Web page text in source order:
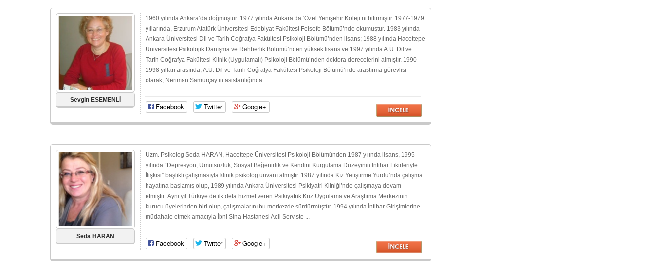
Sevgin ESEMENLİ
1960 yılında Ankara’da doğmuştur. 1977 yılında Ankara’da ‘Özel Yenişehir Koleji’ni bitirmiştir. 1977-1979
yıllarında, Erzurum Atatürk Üniversitesi Edebiyat Fakültesi Felsefe Bölümü’nde okumuştur. 1983 yılında
Ankara Üniversitesi Dil ve Tarih Coğrafya Fakültesi Psikoloji Bölümü’nden lisans; 1988 yılında Hacettepe
Üniversitesi Psikolojik Danışma ve Rehberlik Bölümü’nden yüksek lisans ve 1997 yılında A.Ü. Dil ve
Tarih Coğrafya Fakültesi Klinik (Uygulamalı) Psikoloji Bölümü’nden doktora derecelerini almıştır. 1990-
1998 yılları arasında, A.Ü. Dil ve Tarih Coğrafya Fakültesi Psikoloji Bölümü’nde araştırma görevlisi
olarak, Neriman Samurçay’ın asistanlığında ...
Facebook Twitter Google+
Seda HARAN
Uzm. Psikolog Seda HARAN, Hacettepe Üniversitesi Psikoloji Bölümünden 1987 yılında lisans, 1995
yılında “Depresyon, Umutsuzluk, Sosyal Beğenirlik ve Kendini Kurgulama Düzeyinin İntihar Fikirleriyle
İlişkisi” başlıklı çalışmasıyla klinik psikolog unvanı almıştır. 1987 yılında Kız Yetiştirme Yurdu’nda çalışma
hayatına başlamış olup, 1989 yılında Ankara Üniversitesi Psikiyatri Kliniği’nde çalışmaya devam
etmiştir. Aynı yıl Türkiye de ilk defa hizmet veren Psikiyatrik Kriz Uygulama ve Araştırma Merkezinin
kurucu üyelerinden biri olup, çalışmalarını bu merkezde sürdürmüştür. 1994 yılında İntihar Girişimlerine
müdahale etmek amacıyla İbni Sina Hastanesi Acil Serviste ...
Facebook Twitter Google+